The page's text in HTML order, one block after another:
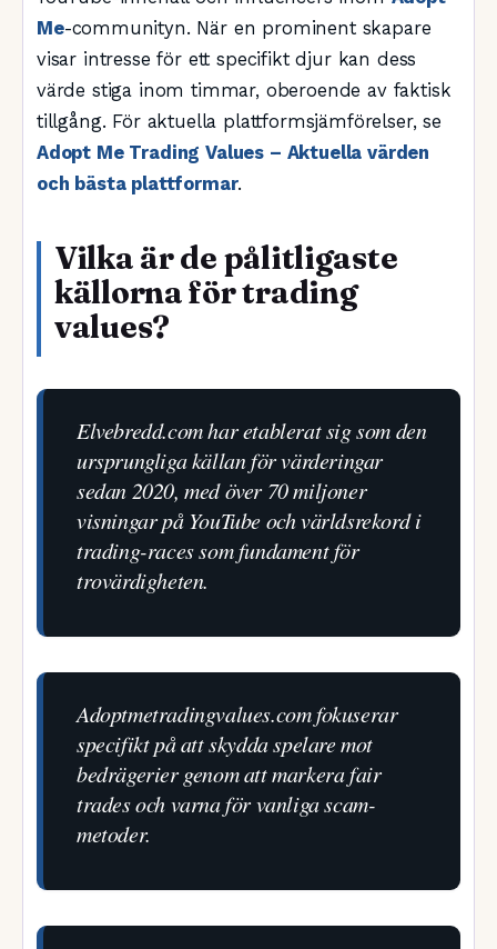
Me-communityn. När en prominent skapare
visar intresse för ett specifikt djur kan dess
värde stiga inom timmar, oberoende av faktisk
tillgång. För aktuella plattformsjämförelser, se
Adopt Me Trading Values – Aktuella värden
och bästa plattformar.
Vilka är de pålitligaste
källorna för trading
values?
Elvebredd.com har etablerat sig som den
ursprungliga källan för värderingar
sedan 2020, med över 70 miljoner
visningar på YouTube och världsrekord i
trading-races som fundament för
trovärdigheten.
Adoptmetradingvalues.com fokuserar
specifikt på att skydda spelare mot
bedrägerier genom att markera fair
trades och varna för vanliga scam-
metoder.